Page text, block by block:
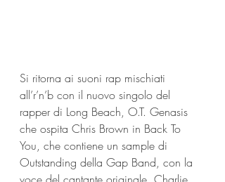
Si ritorna ai suoni rap mischiati
all’r’n’b con il nuovo singolo del
rapper di Long Beach, O.T. Genasis
che ospita Chris Brown in Back To
You, che contiene un sample di
Outstanding della Gap Band, con la
voce del cantante originale, Charlie